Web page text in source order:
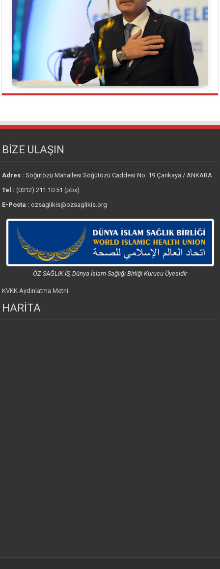
BİZE ULAŞIN
Adres :Söğütözü Mahallesi Söğütözü Caddesi No: 19 Çankaya / ANKARA
Tel : (0312) 211 10 51 (pbx)
E-Posta : ozsaglikis@ozsaglikis.org
ÖZ SAĞLIK-İŞ, Dünya İslam Sağlığı Birliği Kurucu Üyesidir
KVKK Aydınlatma Metni
HARİTA